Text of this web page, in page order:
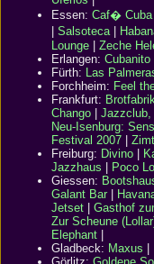
Essen: Caf� Cuba
Salsoteca|
Lounge
Zeche
Erlangen: Cubanito
Fürth: Las
Forchheim: Feel
Frankfurt:
Chango
Jazzclub,
Neu-Isenburg:
Festival 2007
Freiburg: Divino
Jazzhaus
Poco
Giessen:
Galant Bar|
Jetset
Gasthof
Zur Scheune
Elephant
Gladbeck: Maxus